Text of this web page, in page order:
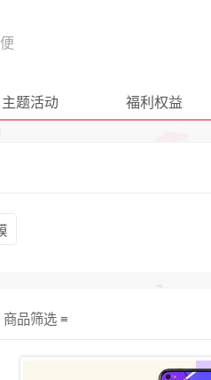
主题活动 福利权益
商品筛选